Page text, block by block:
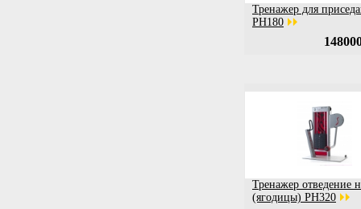
Тренажер для
PH180
Тренажер отведение
(ягодицы) PH320